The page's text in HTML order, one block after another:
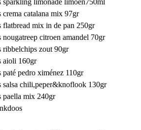
sparkling limonade limoen750ml
crema catalana mix 97gr
flatbread mix in de pan 250gr
citroen amandel 70gr
ribbelchips zout 90gr
aioli 160gr
pedro ximénez 110gr
salsa chili,peper&knoflook 130gr
paella mix 240gr